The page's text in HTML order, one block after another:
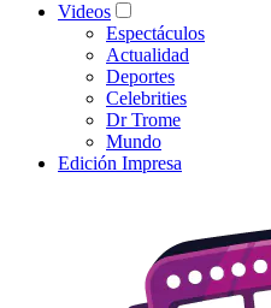
Videos
Espectáculos
Actualidad
Deportes
Celebrities
Dr Trome
Mundo
Edición Impresa